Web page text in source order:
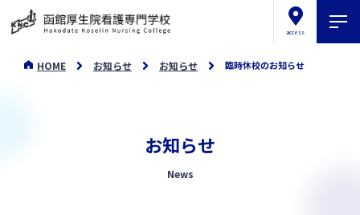
access
HOME お知らせ お知らせ 臨時休校のお知らせ
お知らせ
News